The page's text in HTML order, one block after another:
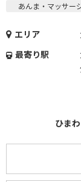
あんま・マッサー
エリア
最寄り駅
ひま